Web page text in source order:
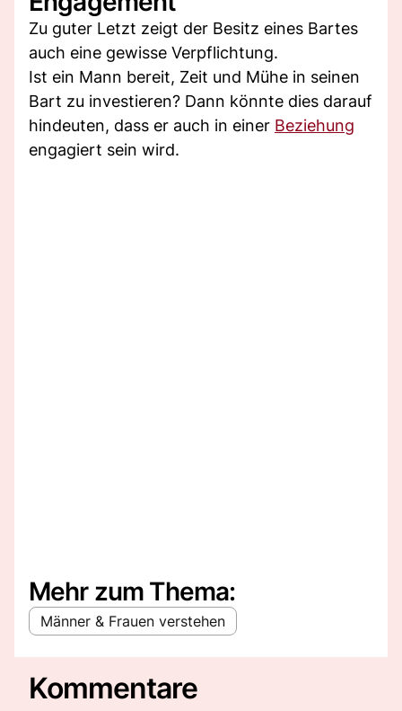
Zu guter Letzt zeigt der Besitz eines Bartes
auch eine gewisse Verpflichtung.
Ist ein Mann bereit, Zeit und Mühe in seinen
Bart zu investieren? Dann könnte dies darauf
hindeuten, dass er auch in einer Beziehung
engagiert sein wird.
Mehr zum Thema:
Männer & Frauen verstehen
Kommentare